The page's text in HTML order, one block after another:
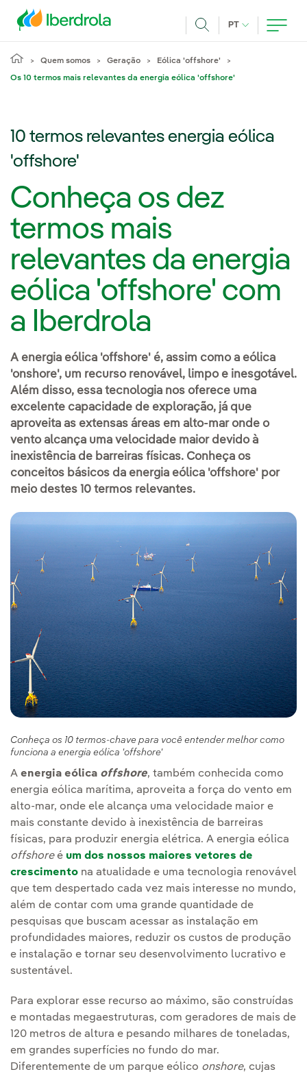
PT IDIOMA ATUAL,
Quem somos Geração Eólica 'offshore'
Os 10 termos mais relevantes da energia eólica 'offshore'
10 termos relevantes energia eólica
'offshore'
Conheça os dez
termos mais
relevantes da energia
eólica 'offshore' com
a Iberdrola
A energia eólica 'offshore' é, assim como a eólica
'onshore', um recurso renovável, limpo e inesgotável.
Além disso, essa tecnologia nos oferece uma
excelente capacidade de exploração, já que
aproveita as extensas áreas em alto-mar onde o
vento alcança uma velocidade maior devido à
inexistência de barreiras físicas. Conheça os
conceitos básicos da energia eólica 'offshore' por
meio destes 10 termos relevantes.
Conheça os 10 termos-chave para você entender melhor como
funciona a energia eólica 'offshore'
A energia eólica offshore, também conhecida como
energia eólica marítima, aproveita a força do vento em
alto-mar, onde ele alcança uma velocidade maior e
mais constante devido à inexistência de barreiras
físicas, para produzir energia elétrica. A energia eólica
offshoreé um dos nossos maiores vetores de
crescimento na atualidade e uma tecnologia renovável
que tem despertado cada vez mais interesse no mundo,
além de contar com uma grande quantidade de
pesquisas que buscam acessar as instalação em
profundidades maiores, reduzir os custos de produção
e instalação e tornar seu desenvolvimento lucrativo e
sustentável.
Para explorar esse recurso ao máximo, são construídas
e montadas megaestruturas, com geradores de mais de
120 metros de altura e pesando milhares de toneladas,
em grandes superfícies no fundo do mar.
Diferentemente de um parque eólico onshore, cujas